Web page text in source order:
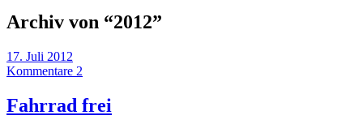
Archiv von “2012”
17. Juli 2012
Kommentare 2
Fahrrad frei